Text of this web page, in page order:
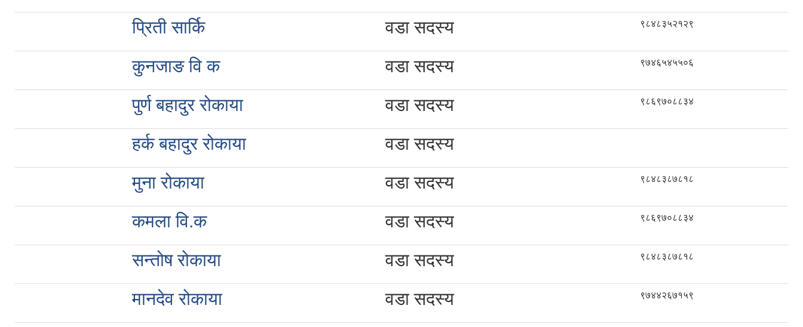
प्रिती सार्कि वडा सदस्य ९८४८३५२१२९
कुनजाङ वि क वडा सदस्य ९७४६५४५५०६
पुर्ण बहादुर रोकाया वडा सदस्य ९८६९७०८८३४
हर्क बहादुर रोकाया
वडा सदस्य
मुना रोकाया
वडा सदस्य ९८४८३८७८१८
कमला वि.क वडा सदस्य ९८६९७०८८३४
सन्तोष रोकाया वडा सदस्य ९८४८३८७८१८
मानदेव रोकाया वडा सदस्य ९७४४२६७१५९